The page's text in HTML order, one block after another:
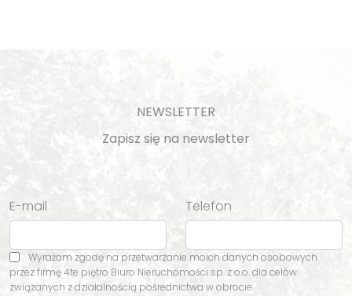
NEWSLETTER
Zapisz się na newsletter
E-mail Telefon
Wyrażam zgodę na przetwarzanie moich danych osobowych
przez firmę 4te piętro Biuro Nieruchomości sp. z o.o. dla celów
związanych z działalnością pośrednictwa w obrocie